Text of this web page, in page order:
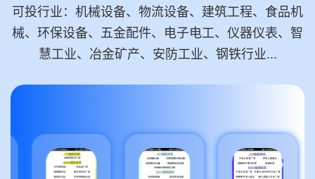
可投行业：机械设备、物流设备、建筑工程、食品机
械、环保设备、五金配件、电子电工、仪器仪表、智
慧工业、冶金矿产、安防工业、钢铁行业...